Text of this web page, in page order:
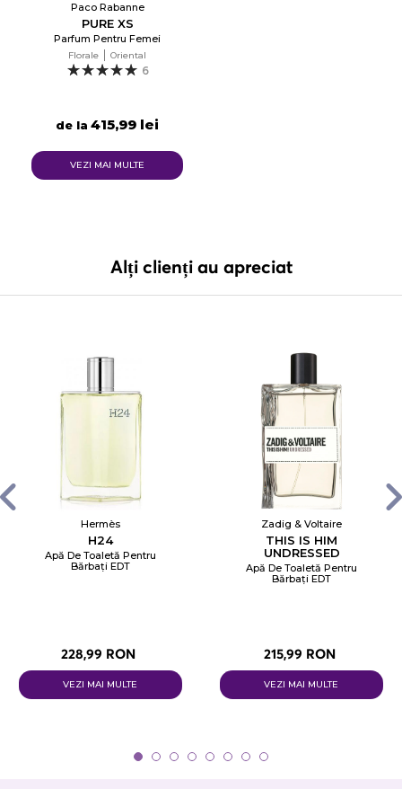
Paco Rabanne
PURE XS
Parfum Pentru Femei
Florale Oriental
6
de la 415,99 lei
VEZI MAI MULTE
Alți clienți au apreciat
Hermès
H24
Apă De Toaletă Pentru
Bărbați EDT
228,99 RON
VEZI MAI MULTE
Zadig & Voltaire
THIS IS HIM
UNDRESSED
Apă De Toaletă Pentru
Bărbați EDT
215,99 RON
VEZI MAI MULTE